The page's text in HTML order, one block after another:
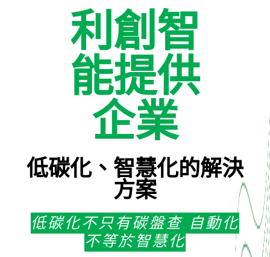
利創智
能提供
企業
低碳化、智慧化的解決
方案
低碳化不只有碳盤查 自動化
不等於智慧化